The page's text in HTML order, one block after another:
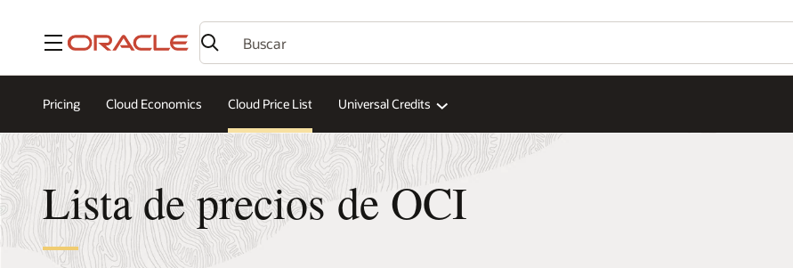
Menú
Pricing Cloud Economics Cloud Price List Universal Credits
Lista de precios de OCI